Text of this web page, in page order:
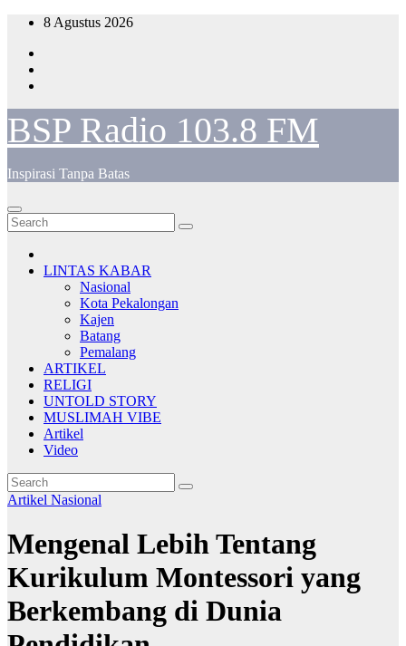
Skip
content
8 Agustus 2026
BSP Radio 103.8 FM
Inspirasi Tanpa Batas
LINTAS KABAR
Nasional
Kota Pekalongan
Kajen
Batang
Pemalang
ARTIKEL
RELIGI
UNTOLD STORY
MUSLIMAH VIBE
Artikel
Video
Artikel Nasional
Mengenal Lebih Tentang
Kurikulum Montessori yang
Berkembang di Dunia